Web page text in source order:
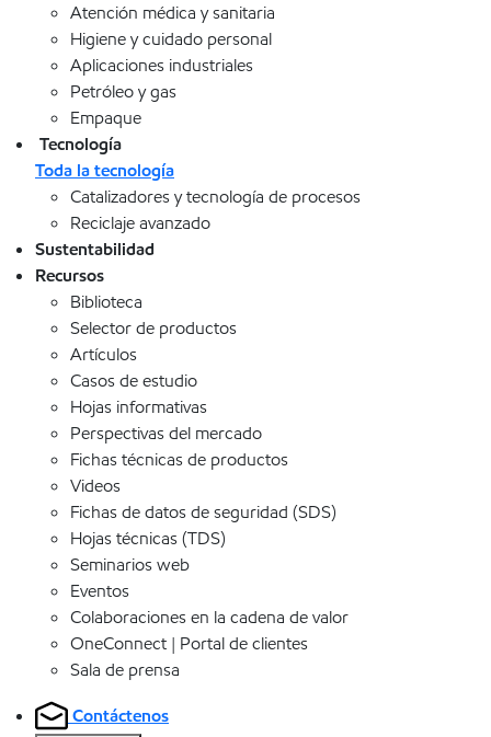
Atención médica y sanitaria
Higiene y cuidado personal
Aplicaciones industriales
Petróleo y gas
Empaque
Tecnología
Toda la tecnología
Catalizadores y tecnología de procesos
Reciclaje avanzado
Sustentabilidad
Recursos
Biblioteca
Selector de productos
Artículos
Casos de estudio
Hojas informativas
Perspectivas del mercado
Fichas técnicas de productos
Videos
Fichas de datos de seguridad (SDS)
Hojas técnicas (TDS)
Seminarios web
Eventos
Colaboraciones en la cadena de valor
OneConnect | Portal de clientes
Sala de prensa
Contáctenos